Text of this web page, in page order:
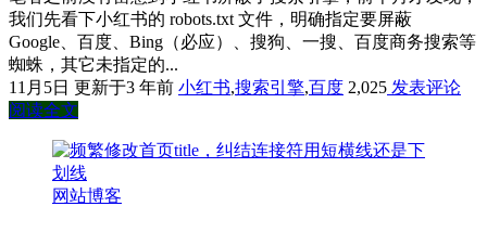
我们先看下小红书的 robots.txt 文件，明确指定要屏蔽
Google、百度、Bing（必应）、搜狗、一搜、百度商务搜索等
蜘蛛，其它未指定的...
11月5日 更新于3 年前 小红书,搜索引擎,百度 2,025 发表评论
阅读全文
网站博客